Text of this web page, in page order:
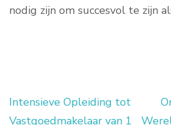
nodig zijn om succesvol te zijn
Berichtnavigatie
Intensieve Opleiding tot
Vastgoedmakelaar van 1